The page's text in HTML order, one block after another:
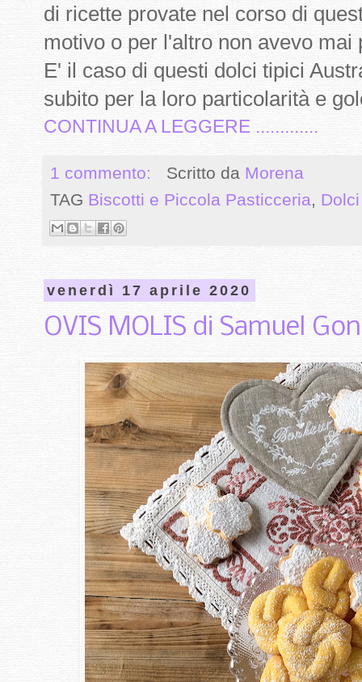
di ricette provate nel corso di
motivo o per l'altro non avevo mai
E' il caso di questi dolci tipici
subito per la loro particolarità e
CONTINUA A LEGGERE .............
1 commento: Scritto da Morena
TAG Biscotti e Piccola Pasticceria,
venerdì 17 aprile 2020
OVIS MOLIS di Samuel